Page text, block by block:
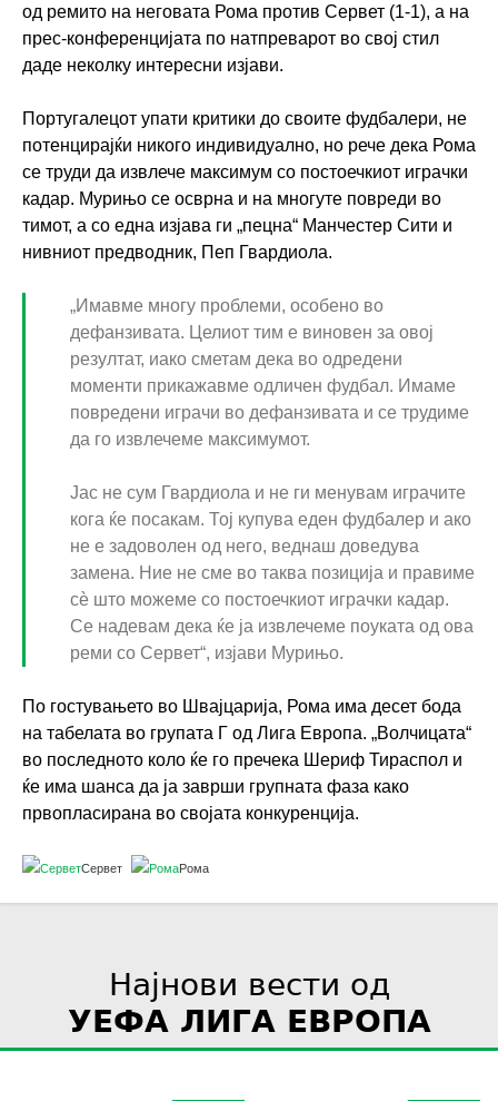
од ремито на неговата Рома против Сервет (1-1), а на
прес-конференцијата по натпреварот во свој стил
даде неколку интересни изјави.
Португалецот упати критики до своите фудбалери, не
потенцирајќи никого индивидуално, но рече дека Рома
се труди да извлече максимум со постоечкиот играчки
кадар. Мурињо се осврна и на многуте повреди во
тимот, а со една изјава ги „пецна“ Манчестер Сити и
нивниот предводник, Пеп Гвардиола.
„Имавме многу проблеми, особено во
дефанзивата. Целиот тим е виновен за овој
резултат, иако сметам дека во одредени
моменти прикажавме одличен фудбал. Имаме
повредени играчи во дефанзивата и се трудиме
да го извлечеме максимумот.
Јас не сум Гвардиола и не ги менувам играчите
кога ќе посакам. Тој купува еден фудбалер и ако
не е задоволен од него, веднаш доведува
замена. Ние не сме во таква позиција и правиме
сѐ што можеме со постоечкиот играчки кадар.
Се надевам дека ќе ја извлечеме поуката од ова
реми со Сервет“, изјави Мурињо.
По гостувањето во Швајцарија, Рома има десет бода
на табелата во групата Г од Лига Европа. „Волчицата“
во последното коло ќе го пречека Шериф Тираспол и
ќе има шанса да ја заврши групната фаза како
првопласирана во својата конкуренција.
Сервет Рома
Најнови вести од
УЕФА ЛИГА ЕВРОПА